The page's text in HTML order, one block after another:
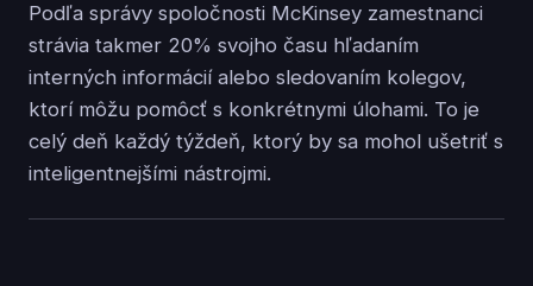
Podľa správy spoločnosti McKinsey zamestnanci
strávia takmer 20% svojho času hľadaním
interných informácií alebo sledovaním kolegov,
ktorí môžu pomôcť s konkrétnymi úlohami. To je
celý deň každý týždeň, ktorý by sa mohol ušetriť s
inteligentnejšími nástrojmi.